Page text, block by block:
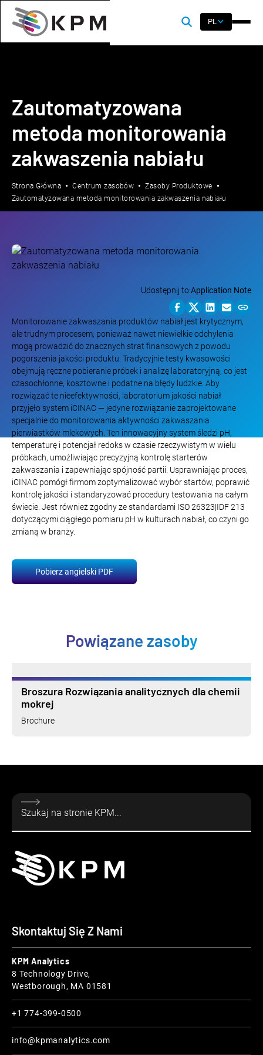
PL
Zautomatyzowana
metoda monitorowania
zakwaszenia nabiału
Strona Główna Centrum zasobów
Zasoby Produktowe
Zautomatyzowana metoda monitorowania zakwaszenia nabiału
Monitorowanie zakwaszania produktów nabiał jest krytycznym,
ale trudnym procesem, ponieważ nawet niewielkie odchylenia
mogą prowadzić do znacznych strat finansowych z powodu
pogorszenia jakości produktu. Tradycyjnie testy kwasowości
obejmują ręczne pobieranie próbek i analizę laboratoryjną, co jest
czasochłonne, kosztowne i podatne na błędy ludzkie. Aby
rozwiązać te nieefektywności, laboratorium jakości nabiał
przyjęło system iCINAC — jedyne rozwiązanie zaprojektowane
specjalnie do monitorowania aktywności zakwaszania
pierwiastków mlekowych. Ten innowacyjny system śledzi pH,
temperaturę i potencjał redoks w czasie rzeczywistym w wielu
próbkach, umożliwiając precyzyjną kontrolę starterów
zakwaszania i zapewniając spójność partii. Usprawniając proces,
iCINAC pomógł firmom zoptymalizować wybór startów, poprawić
kontrolę jakości i standaryzować procedury testowania na całym
świecie. Jest również zgodny ze standardami ISO 26323|IDF 213
dotyczącymi ciągłego pomiaru pH w kulturach nabiał, co czyni go
zmianą w branży.
Pobierz angielski PDF
Udostępnij to:Application Note
Powiązane zasoby
Broszura Rozwiązania analitycznych dla chemii
mokrej
Brochure
Skontaktuj Się Z Nami
KPM Analytics
8 Technology Drive,
Westborough, MA 01581
+1 774-399-0500
info@kpmanalytics.com